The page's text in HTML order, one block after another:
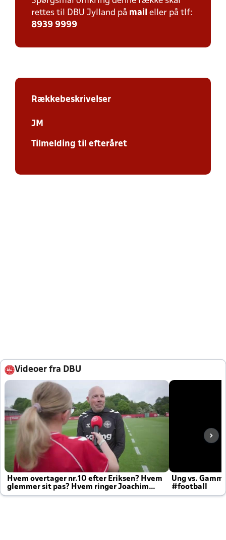
rettes til DBU Jylland på mail eller på tlf:
8939 9999
Rækkebeskrivelser
JM
Tilmelding til efteråret
Videoer fra DBU
Hvem overtager nr.10 efter Eriksen? Hvem
glemmer sit pas? Hvem ringer Joachim
altid til efter kampe?
Ung vs.
#football